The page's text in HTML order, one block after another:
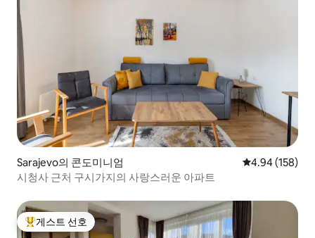
Sarajevo의 콘도미니엄 평점 4.94점(5
4.94 (158)
시청사 근처 구시가지의 사랑스러운 아파트
상위 게스트 선호
게스트 선호